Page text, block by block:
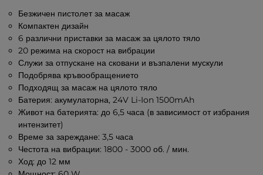
Безжичен пистолет за масаж
Компактен дизайн
6 различни приставки за масаж за цялото тяло
20 режима на скорост на вибрации
Служи за отпускане на сковани и възпалени мускули
Подобрява кръвообращението
Подходящ за масаж на цялото тяло
Батерия: акумулаторна, 24V Li-Ion 1500mAh
Живот на батерията: до 6,5 часа (в зависимост от избрания
интензитет)
Време за зареждане: 3,5 часа
Честота на вибрации: 1800 - 3000 об. / мин.
Ход: до 12 мм